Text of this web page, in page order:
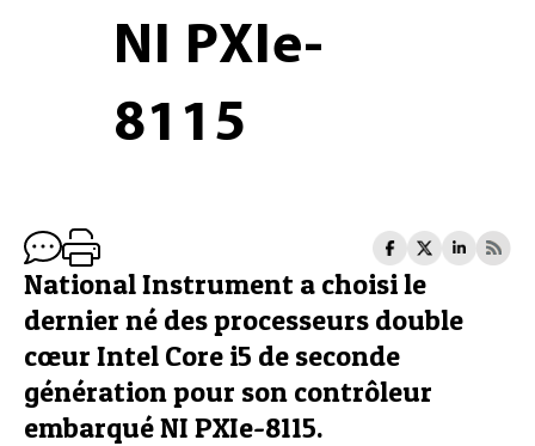
NI PXIe-
8115
National Instrument a choisi le
dernier né des processeurs double
cœur Intel Core i5 de seconde
génération pour son contrôleur
embarqué NI PXIe-8115.